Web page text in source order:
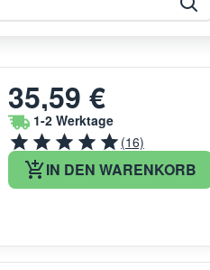
35,59 €
1-2 Werktage
(16)
IN DEN WARENKORB